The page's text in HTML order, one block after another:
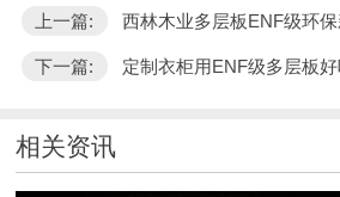
上一篇: 西林木业多层板ENF级环保
下一篇: 定制衣柜用ENF级多层板
相关资讯